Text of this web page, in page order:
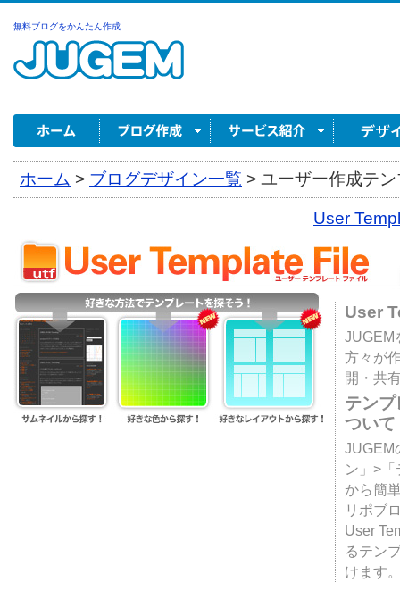
無料ブログをかんたん作成
ホーム > ブログデザイン一覧 > ユーザー作成テ
User
User
JUGEM
方々が
開・共
テン
ついて
JUGEM
ン」>
から簡
リポブ
User
るテン
けます